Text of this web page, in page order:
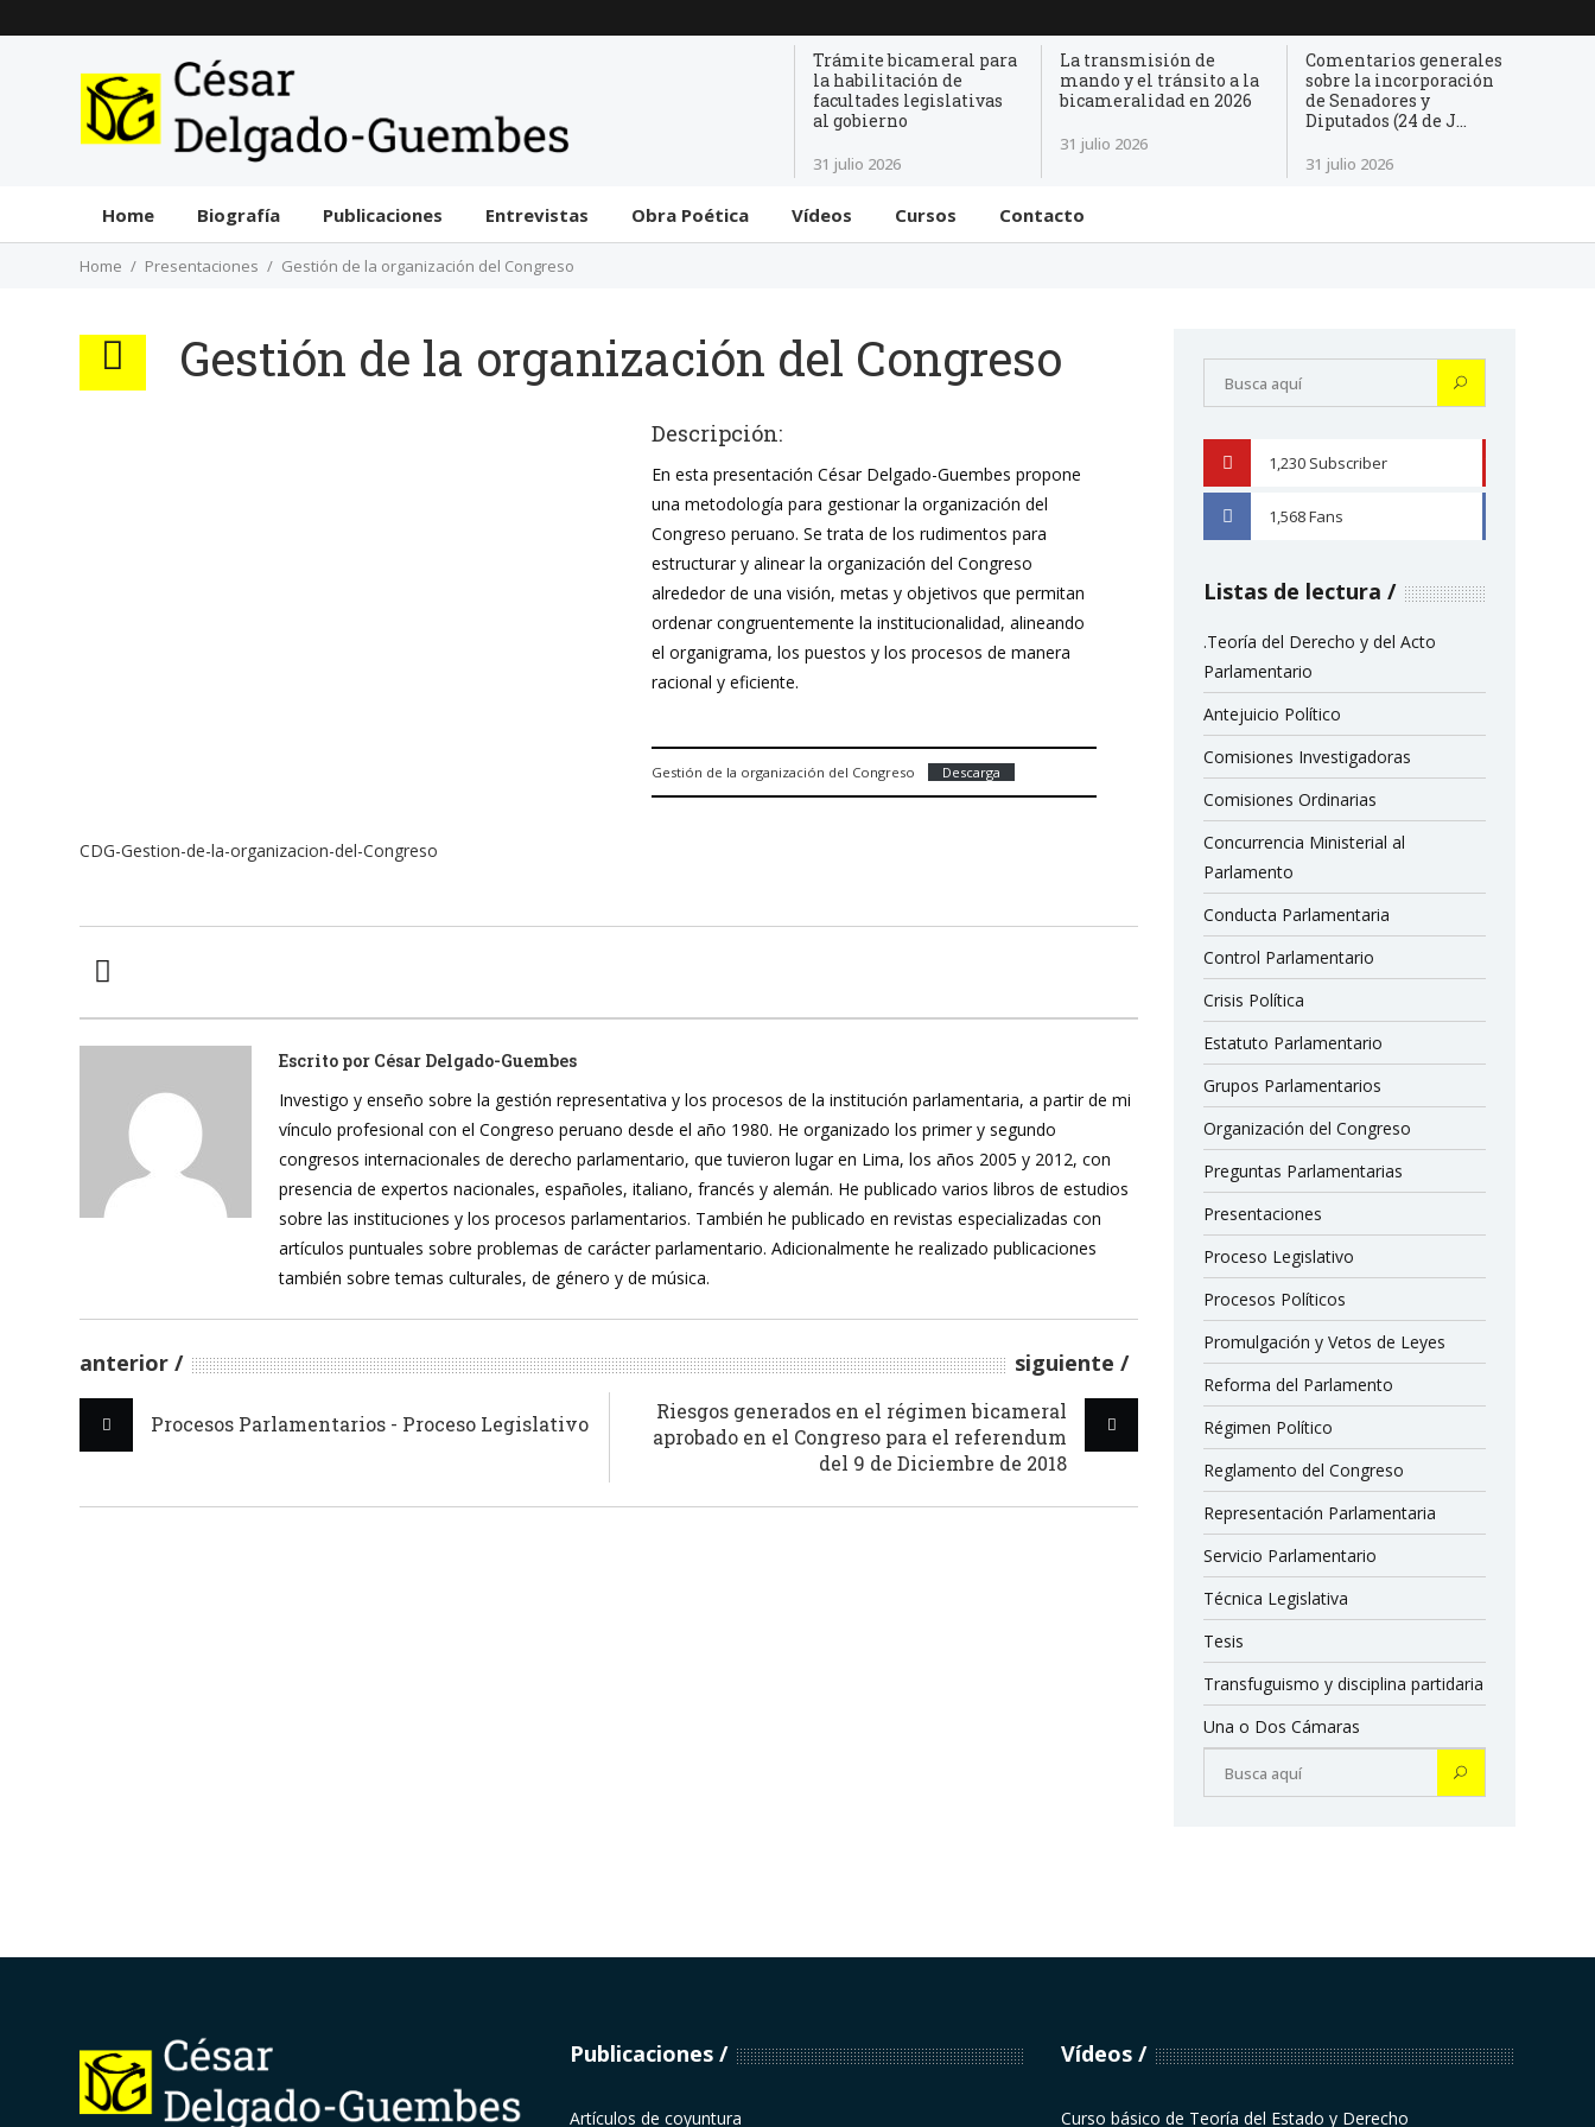
Trámite bicameral para
la habilitación de
facultades legislativas
al gobierno
31 julio 2026
La transmisión de
mando y el tránsito a la
bicameralidad en 2026
31 julio 2026
Comentarios generales
sobre la incorporación
de Senadores y
Diputados (24 de J...
31 julio 2026
Home Biografía Publicaciones Entrevistas Obra Poética Vídeos Cursos Contacto
Home Presentaciones Gestión de la organización del Congreso
Gestión de la organización del Congreso
Descripción:
En esta presentación César Delgado-Guembes propone
una metodología para gestionar la organización del
Congreso peruano. Se trata de los rudimentos para
estructurar y alinear la organización del Congreso
alrededor de una visión, metas y objetivos que permitan
ordenar congruentemente la institucionalidad, alineando
el organigrama, los puestos y los procesos de manera
racional y eficiente.
Gestión de la organización del Congreso Descarga
CDG-Gestion-de-la-organizacion-del-Congreso
Escrito por César Delgado-Guembes
Investigo y enseño sobre la gestión representativa y los procesos de la institución parlamentaria, a partir de mi
vínculo profesional con el Congreso peruano desde el año 1980. He organizado los primer y segundo
congresos internacionales de derecho parlamentario, que tuvieron lugar en Lima, los años 2005 y 2012, con
presencia de expertos nacionales, españoles, italiano, francés y alemán. He publicado varios libros de estudios
sobre las instituciones y los procesos parlamentarios. También he publicado en revistas especializadas con
artículos puntuales sobre problemas de carácter parlamentario. Adicionalmente he realizado publicaciones
también sobre temas culturales, de género y de música.
anterior siguiente
Procesos Parlamentarios - Proceso Legislativo
Riesgos generados en el régimen bicameral
aprobado en el Congreso para el referendum
del 9 de Diciembre de 2018
1,230 Subscriber
1,568Fans
Listas de lectura
.Teoría del Derecho y del Acto
Parlamentario
Antejuicio Político
Comisiones Investigadoras
Comisiones Ordinarias
Concurrencia Ministerial al
Parlamento
Conducta Parlamentaria
Control Parlamentario
Crisis Política
Estatuto Parlamentario
Grupos Parlamentarios
Organización del Congreso
Preguntas Parlamentarias
Presentaciones
Proceso Legislativo
Procesos Políticos
Promulgación y Vetos de Leyes
Reforma del Parlamento
Régimen Político
Reglamento del Congreso
Representación Parlamentaria
Servicio Parlamentario
Técnica Legislativa
Tesis
Transfuguismo y disciplina partidaria
Una o Dos Cámaras
Publicaciones
Artículos de coyuntura
Vídeos
Curso básico de Teoría del Estado y Derecho